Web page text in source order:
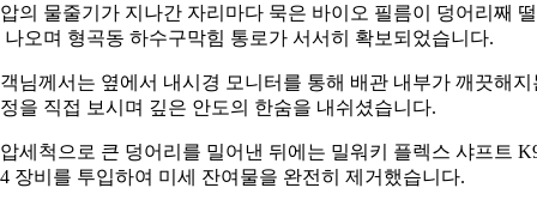
의 물줄기가 지나간 자리마다 묵은 바이오 필름이 덩어리째
나오며 형곡동 하수구막힘 통로가 서서히 확보되었습니다.
님께서는 옆에서 내시경 모니터를 통해 배관 내부가 깨끗해지
을 직접 보시며 깊은 안도의 한숨을 내쉬셨습니다.
세척으로 큰 덩어리를 밀어낸 뒤에는 밀워키 플렉스 샤프트
장비를 투입하여 미세 잔여물을 완전히 제거했습니다.